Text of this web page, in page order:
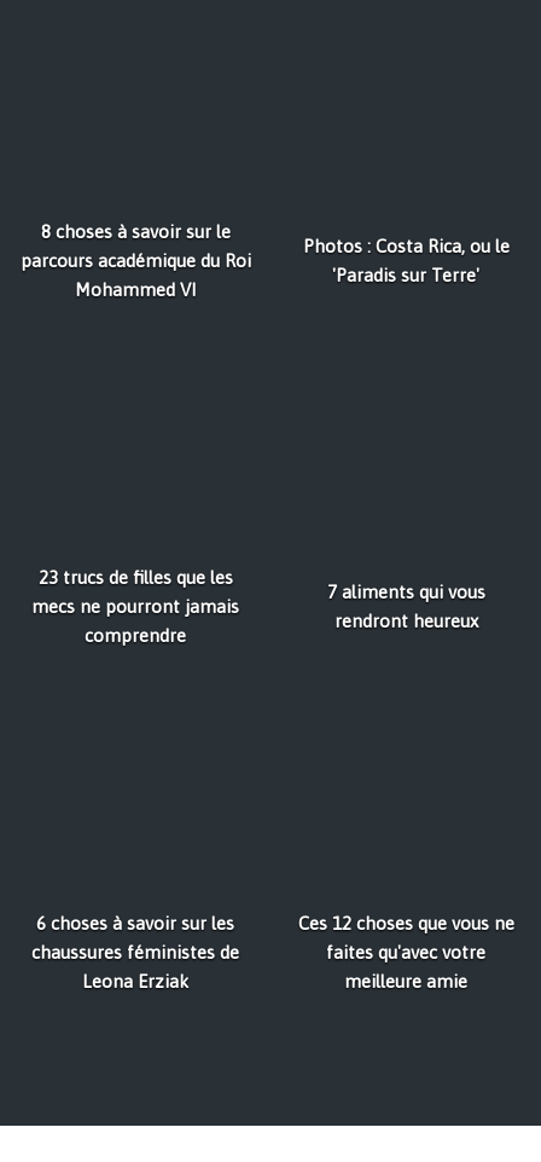
8 choses à savoir sur le
parcours académique du Roi
Mohammed VI
Photos : Costa Rica, ou le
'Paradis sur Terre'
23 trucs de filles que les
mecs ne pourront jamais
comprendre
7 aliments qui vous
rendront heureux
6 choses à savoir sur les
chaussures féministes de
Leona Erziak
Ces 12 choses que vous ne
faites qu'avec votre
meilleure amie